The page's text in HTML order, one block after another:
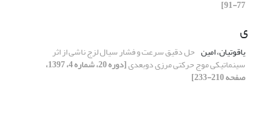
77-91]
ی
یاقوتیان، امین حل دقیق سرعت و فشار سیال لزج ناشی از اثر
سینماتیکی موج حرکتی مرزی دوبعدی [دوره 20، شماره 4، 1397،
صفحه 210-233]